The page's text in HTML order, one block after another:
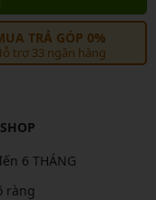
TRẢ GÓP 0%
trợ 33 ngân hàng
6 THÁNG
ràng